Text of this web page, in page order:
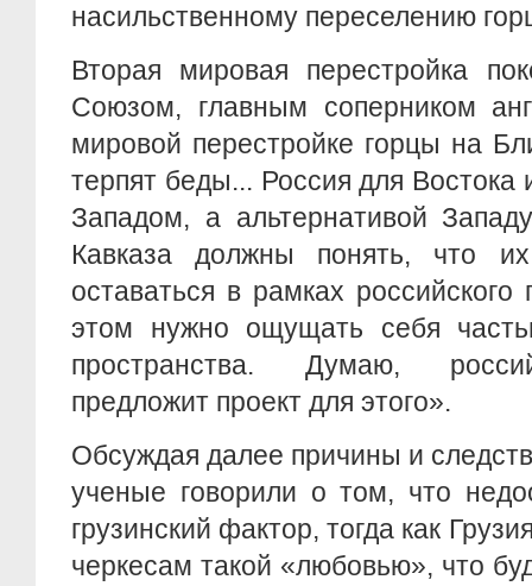
насильственному переселению
Вторая мировая перестройка
Союзом, главным соперником
мировой перестройке горцы на
терпят беды... Россия для Востока
Западом, а альтернативой
Кавказа должны понять, что
оставаться в рамках российского
этом нужно ощущать себя
пространства. Думаю,
предложит проект для этого».
Обсуждая далее причины и
ученые говорили о том, что
грузинский фактор, тогда как
черкесам такой «любовью», что